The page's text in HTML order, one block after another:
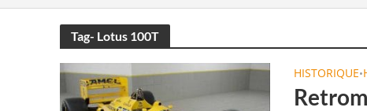
Tag- Lotus 100T
HISTORIQUE•